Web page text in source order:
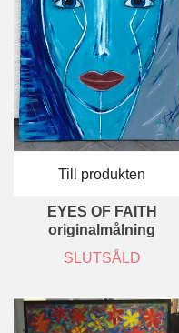
Till produkten
EYES OF FAITH
originalmålning
SLUTSÅLD